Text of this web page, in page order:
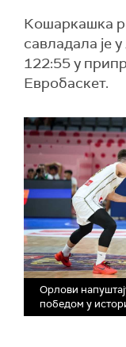
Кошаркашка
савладала је
122:55 у
Евробаскет.
Орлови
победом у